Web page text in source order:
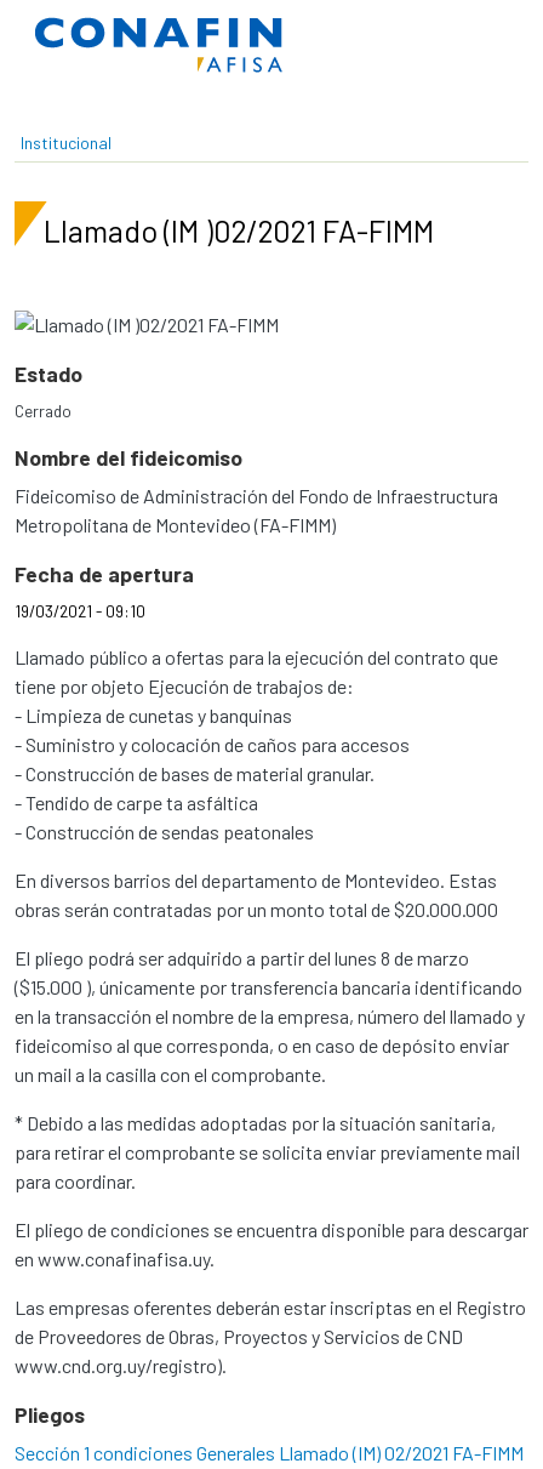
Pasar al contenido principal
Institucional
Llamado (IM )02/2021 FA-FIMM
Estado
Cerrado
Nombre del fideicomiso
Fideicomiso de Administración del Fondo de Infraestructura
Metropolitana de Montevideo (FA-FIMM)
Fecha de apertura
19/03/2021 - 09:10
Llamado público a ofertas para la ejecución del contrato que
tiene por objeto Ejecución de trabajos de:
- Limpieza de cunetas y banquinas
- Suministro y colocación de caños para accesos
- Construcción de bases de material granular.
- Tendido de carpe ta asfáltica
- Construcción de sendas peatonales
En diversos barrios del departamento de Montevideo. Estas
obras serán contratadas por un monto total de $20.000.000
El pliego podrá ser adquirido a partir del lunes 8 de marzo
($15.000 ), únicamente por transferencia bancaria identificando
en la transacción el nombre de la empresa, número del llamado y
fideicomiso al que corresponda, o en caso de depósito enviar
un mail a la casilla con el comprobante.
* Debido a las medidas adoptadas por la situación sanitaria,
para retirar el comprobante se solicita enviar previamente mail
para coordinar.
El pliego de condiciones se encuentra disponible para descargar
en www.conafinafisa.uy.
Las empresas oferentes deberán estar inscriptas en el Registro
de Proveedores de Obras, Proyectos y Servicios de CND
www.cnd.org.uy/registro).
Pliegos
Sección 1 condiciones Generales Llamado (IM) 02/2021 FA-FIMM